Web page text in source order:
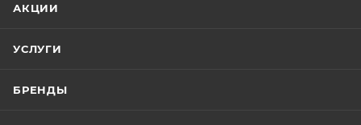
АКЦИИ
УСЛУГИ
БРЕНДЫ